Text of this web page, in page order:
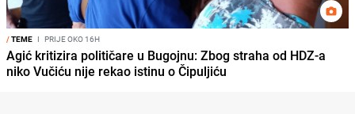
/TEME I PRIJE OKO 16H
Agić kritizira političare u Bugojnu: Zbog straha od HDZ-a
niko Vučiću nije rekao istinu o Čipuljiću